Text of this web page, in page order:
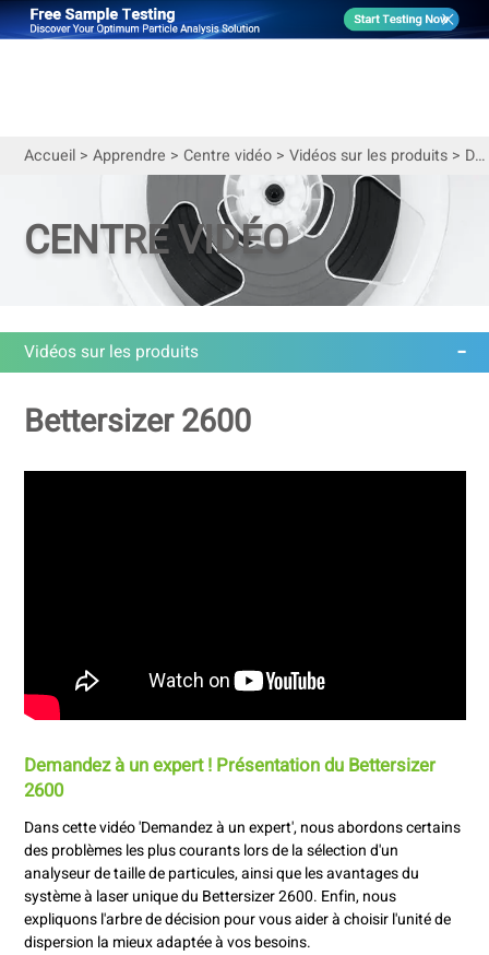
Accueil> Apprendre > Centre vidéo> Vidéos sur les produits> Demandez à un expert ! Présentation du Bettersizer 2600
CENTRE VIDÉO
Vidéos sur les produits
Bettersizer 2600
Demandez à un expert ! Présentation du Bettersizer
2600
Dans cette vidéo 'Demandez à un expert', nous abordons certains
des problèmes les plus courants lors de la sélection d'un
analyseur de taille de particules, ainsi que les avantages du
système à laser unique du Bettersizer 2600. Enfin, nous
expliquons l'arbre de décision pour vous aider à choisir l'unité de
dispersion la mieux adaptée à vos besoins.